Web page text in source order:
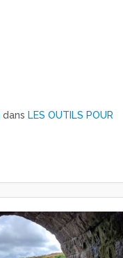
dans LES OUTILS POUR